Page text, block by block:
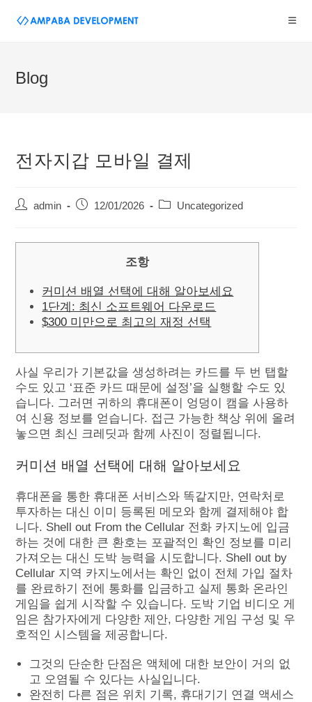
Blog
전자지갑 모바일 결제
admin 12/01/2026 Uncategorized
조항
커미션 배열 선택에 대해 알아보세요
1단계: 최신 소프트웨어 다운로드
$300 미만으로 최고의 재정 선택
사실 우리가 기본값을 생성하려는 카드를 두 번 탭할
수도 있고 ‘표준 카드 때문에 설정’을 실행할 수도 있
습니다. 그러면 귀하의 휴대폰이 엉덩이 캠을 사용하
여 신용 정보를 얻습니다. 접근 가능한 책상 위에 올려
놓으면 최신 크레딧과 함께 사진이 정렬됩니다.
커미션 배열 선택에 대해 알아보세요
휴대폰을 통한 휴대폰 서비스와 똑같지만, 연락처로
투자하는 대신 이미 등록된 메모와 함께 결제해야 합
니다. Shell out From the Cellular 전화 카지노에 입금
하는 것에 대한 큰 환호는 포괄적인 확인 정보를 미리
가져오는 대신 도박 능력을 시도합니다. Shell out by
Cellular 지역 카지노에서는 확인 없이 전체 가입 절차
를 완료하기 전에 통화를 입금하고 실제 통화 온라인
게임을 쉽게 시작할 수 있습니다. 도박 기업 비디오 게
임은 참가자에게 다양한 제안, 다양한 게임 구성 및 우
호적인 시스템을 제공합니다.
그것의 단순한 단점은 액체에 대한 보안이 거의 없
고 오염될 수 있다는 사실입니다.
완전히 다른 점은 위치 기록, 휴대기기 연결 액세스